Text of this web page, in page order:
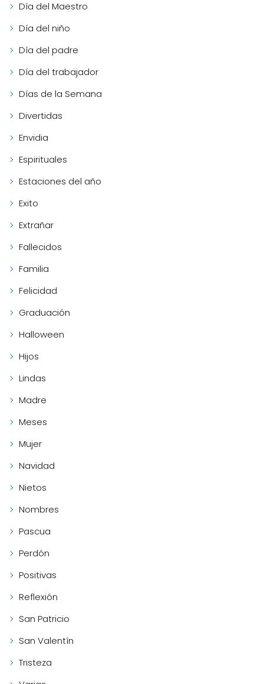
Día del Maestro
Día del niño
Día del padre
Día del trabajador
Días de la Semana
Divertidas
Envidia
Espirituales
Estaciones del año
Exito
Extrañar
Fallecidos
Familia
Felicidad
Graduación
Halloween
Hijos
Lindas
Madre
Meses
Mujer
Navidad
Nietos
Nombres
Pascua
Perdón
Positivas
Reflexión
San Patricio
San Valentín
Tristeza